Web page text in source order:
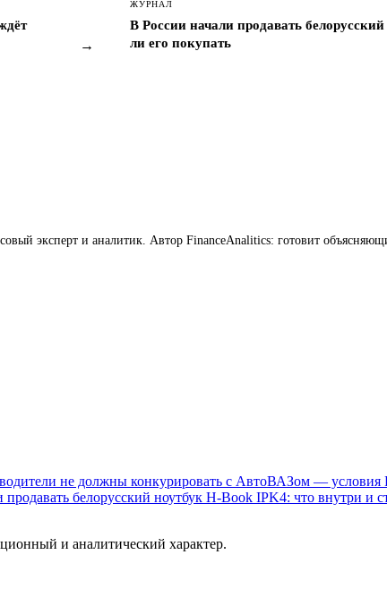
→
ЖУРНАЛ
В России начали продавать
ли его покупать
эксперт и аналитик. Автор FinanceAnalitics: готовит
не должны конкурировать с АвтоВАЗом — условия
белорусский ноутбук H-Book IPK4: что внутри и
и аналитический характер.